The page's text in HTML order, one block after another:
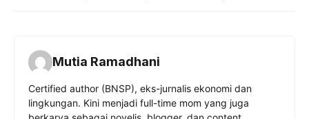
Mutia Ramadhani
Certified author (BNSP), eks-jurnalis ekonomi dan
lingkungan. Kini menjadi full-time mom yang juga